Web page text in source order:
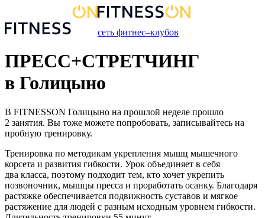
сеть фитнес–клубов
ПРЕСС+СТРЕТЧИНГ
в Голицыно
В FITNESSON Голицыно на прошлой неделе прошло
2 занятия. Вы тоже можете попробовать, записывайтесь на
пробную тренировку.
Тренировка по методикам укрепления мышц мышечного
корсета и развития гибкости. Урок объединяет в себя
два класса, поэтому подходит тем, кто хочет укрепить
позвоночник, мышцы пресса и проработать осанку. Благодаря
растяжке обеспечивается подвижность суставов и мягкое
растяжение для людей с разным исходным уровнем гибкости.